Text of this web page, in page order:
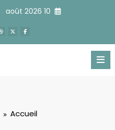
10 août 2026
Accueil